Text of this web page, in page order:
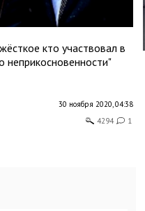
кто участвовал в
неприкосновенности"
30 ноября 2020, 04:38
4294
1